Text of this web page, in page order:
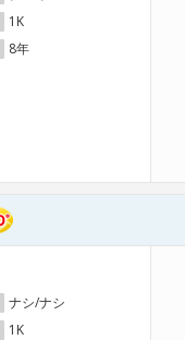
1K
8年
ナシ/ナシ
1K